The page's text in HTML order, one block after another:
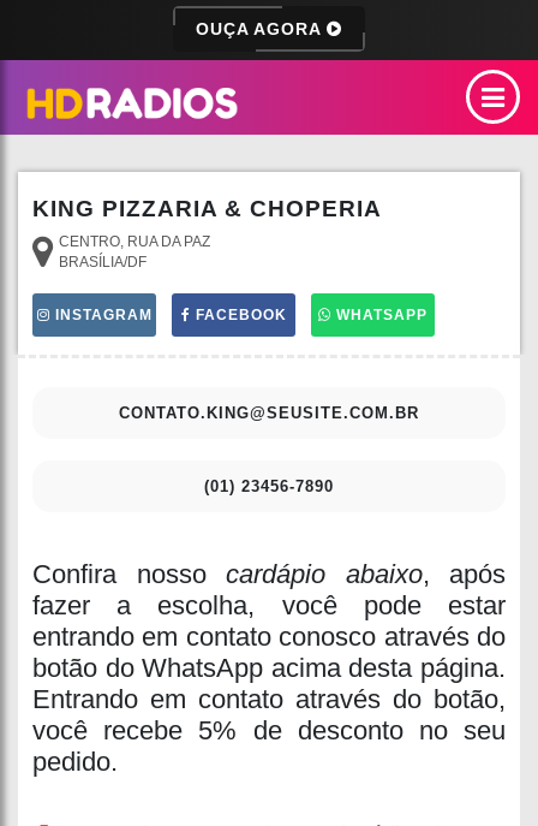
OUÇA AGORA
KING PIZZARIA & CHOPERIA
CENTRO, RUA DA PAZ
BRASÍLIA/DF
INSTAGRAM FACEBOOK WHATSAPP
CONTATO.KING@SEUSITE.COM.BR
(01) 23456-7890
Confira nosso cardápio abaixo, após
fazer a escolha, você pode estar
entrando em contato conosco através do
botão do WhatsApp acima desta página.
Entrando em contato através do botão,
você recebe 5% de desconto no seu
pedido.